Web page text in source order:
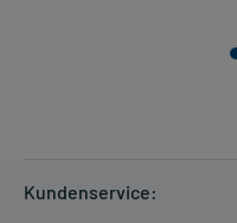
Kundenservice: